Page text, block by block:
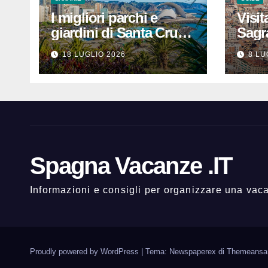
I migliori parchi e
giardini di Santa Cruz
de Tenerife: dove
rilassarsi
18 LUGLIO 2026
che
8
Spagna Vacanze .IT
Informazioni e consigli per organizzare una
Proudly powered by WordPress Tema: Newspaperex di